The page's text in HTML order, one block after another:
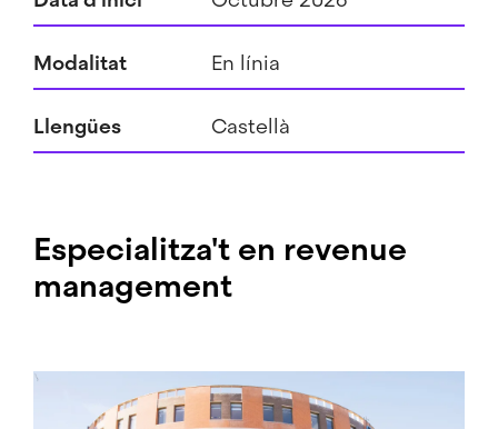
Modalitat En línia
Llengües Castellà
Especialitza't en revenue
management